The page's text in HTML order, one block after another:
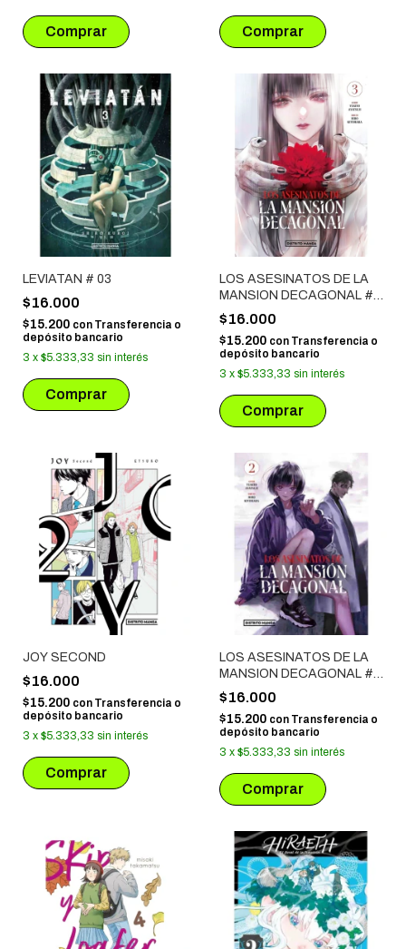
LEVIATAN # 03
$16.000
$15.200 con Transferencia o
depósito bancario
3 x $5.333,33 sin interés
LOS ASESINATOS DE LA
MANSION DECAGONAL #
03
$16.000
$15.200 con Transferencia o
depósito bancario
3 x $5.333,33 sin interés
JOY SECOND
$16.000
$15.200 con Transferencia o
depósito bancario
3 x $5.333,33 sin interés
LOS ASESINATOS DE LA
MANSION DECAGONAL #
02
$16.000
$15.200 con Transferencia o
depósito bancario
3 x $5.333,33 sin interés